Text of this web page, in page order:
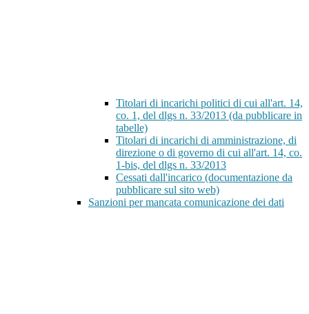
Titolari di incarichi politici di cui all'art. 14,
co. 1, del dlgs n. 33/2013 (da pubblicare in
tabelle)
Titolari di incarichi di amministrazione, di
direzione o di governo di cui all'art. 14, co.
1-bis, del dlgs n. 33/2013
Cessati dall'incarico (documentazione da
pubblicare sul sito web)
Sanzioni per mancata comunicazione dei dati